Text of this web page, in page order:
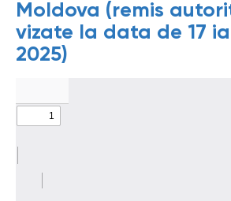
Moldova (remis
vizate la data de 17
2025)